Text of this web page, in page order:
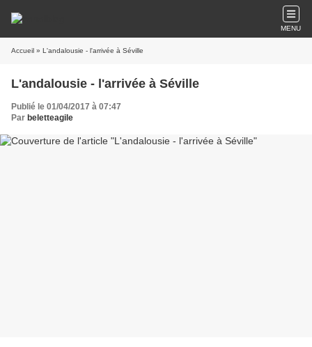
MENU
Accueil » L'andalousie - l'arrivée à Séville
L'andalousie - l'arrivée à Séville
Publié le 01/04/2017 à 07:47
Par beletteagile